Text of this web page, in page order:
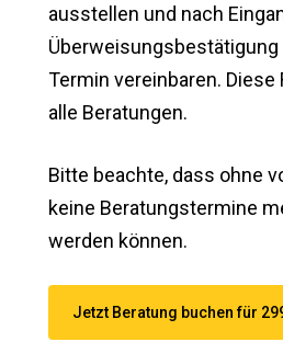
ausstellen und nach
Überweisungsbestätigung
Termin vereinbaren.
alle Beratungen.
Bitte beachte, dass ohne
keine Beratungstermine
werden können.
Jetzt Beratung buchen für